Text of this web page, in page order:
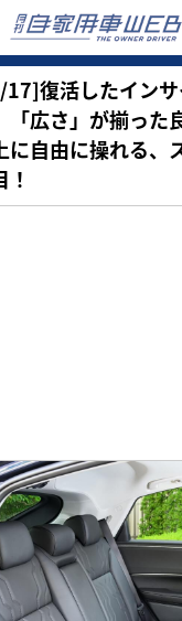
復活したイン
「広さ」が揃った
に自由に操れる、